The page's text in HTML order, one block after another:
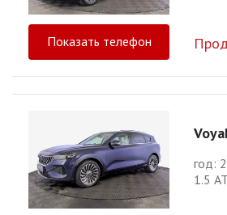
Показать телефон
год:
1.5